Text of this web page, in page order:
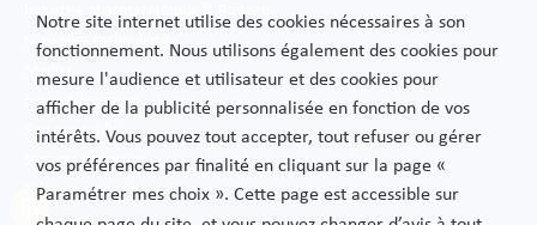
Industrie pharmaceutique & Biotech
Nouvelles technologies
Secteur bancaire
Secteur public
Services financiers
Télécommunications
Transport
Notre site internet utilise des cookies nécessaires à son
fonctionnement. Nous utilisons également des cookies pour
mesure l'audience et utilisateur et des cookies pour
afficher de la publicité personnalisée en fonction de vos
intérêts. Vous pouvez tout accepter, tout refuser ou gérer
vos préférences par finalité en cliquant sur la page «
Paramétrer mes choix ». Cette page est accessible sur